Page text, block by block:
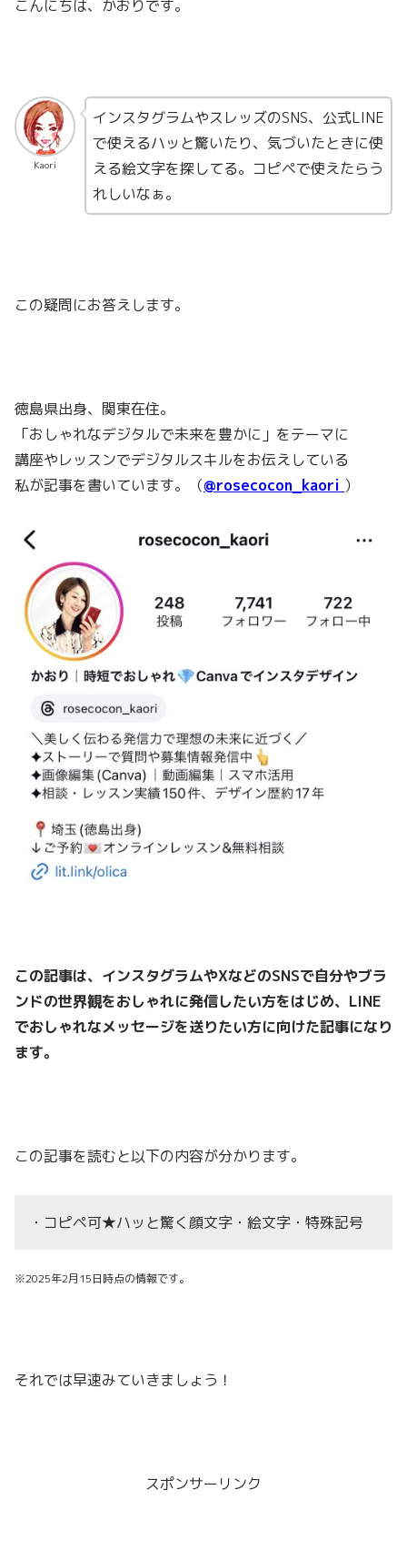
こんにちは、かおりです。
Kaori
インスタグラムやスレッズのSNS、公式LINE
で使えるハッと驚いたり、気づいたときに使
える絵文字を探してる。コピペで使えたらう
れしいなぁ。
この疑問にお答えします。
徳島県出身、関東在住。
「おしゃれなデジタルで未来を豊かに」をテーマに
講座やレッスンでデジタルスキルをお伝えしている
私が記事を書いています。（@rosecocon_kaori ）
この記事は、インスタグラムやXなどのSNSで自分やブラ
ンドの世界観をおしゃれに発信したい方をはじめ、LINE
でおしゃれなメッセージを送りたい方に向けた記事になり
ます。
この記事を読むと以下の内容が分かります。
・コピペ可★ハッと驚く顔文字・絵文字・特殊記号
※2025年2月15日時点の情報です。
それでは早速みていきましょう！
スポンサーリンク